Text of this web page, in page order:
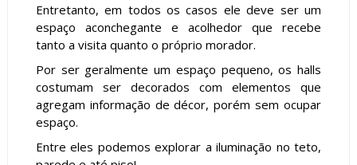
Entretanto, em todos os casos ele deve ser um
espaço aconchegante e acolhedor que recebe
tanto a visita quanto o próprio morador.
Por ser geralmente um espaço pequeno, os halls
costumam ser decorados com elementos que
agregam informação de décor, porém sem ocupar
espaço.
Entre eles podemos explorar a iluminação no teto,